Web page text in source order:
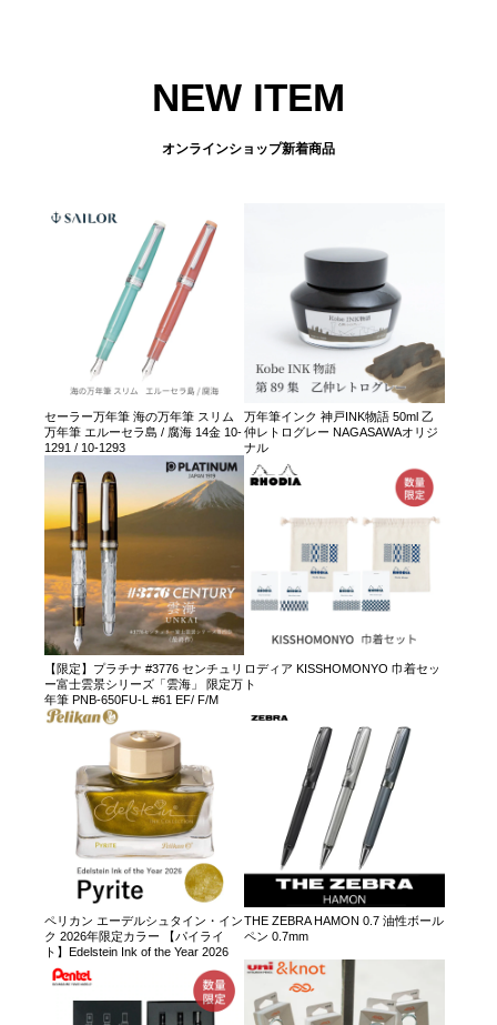
NEW ITEM
オンラインショップ新着商品
セーラー万年筆 海の万年筆 スリム
万年筆 エルーセラ島 / 腐海 14金 10-
1291 / 10-1293
万年筆インク 神戸INK物語 50ml 乙
仲レトログレー NAGASAWAオリジ
ナル
【限定】プラチナ #3776 センチュリ
ー富士雲景シリーズ「雲海」 限定万
年筆 PNB-650FU-L #61 EF/ F/M
ロディア KISSHOMONYO 巾着セッ
ト
ペリカン エーデルシュタイン・イン
ク 2026年限定カラー 【パイライ
ト】Edelstein Ink of the Year 2026
THE ZEBRA HAMON 0.7 油性ボール
ペン 0.7mm